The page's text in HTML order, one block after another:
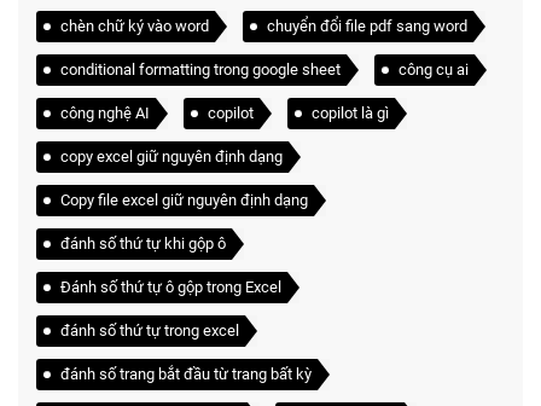
chèn chữ ký vào word chuyển đổi file pdf sang word
conditional formatting trong google sheet công cụ ai
công nghệ AI copilot copilot là gì
copy excel giữ nguyên định dạng
Copy file excel giữ nguyên định dạng
đánh số thứ tự khi gộp ô
Đánh số thứ tự ô gộp trong Excel
đánh số thứ tự trong excel
đánh số trang bắt đầu từ trang bất kỳ